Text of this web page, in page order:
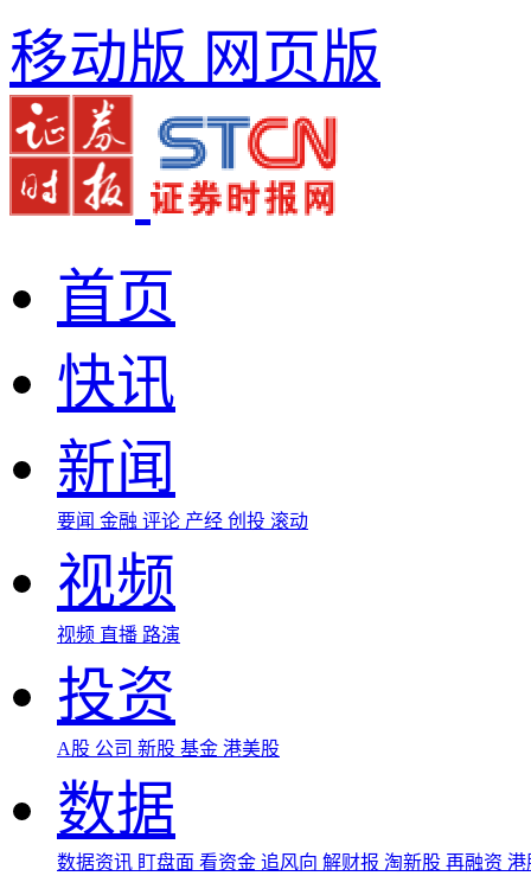
移动版 网页版
首页
快讯
新闻
要闻 金融 评论 产经 创投 滚动
视频
视频 直播 路演
投资
A股 公司 新股 基金 港美股
数据
数据资讯 盯盘面 看资金 追风向 解财报 淘新股 再融资